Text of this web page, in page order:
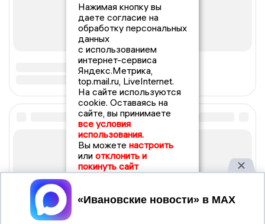
Нажимая кнопку вы
даете согласие на
обработку персональных
данных
с использованием
интернет-сервиса
Яндекс.Метрика,
top.mail.ru, LiveInternet.
На сайте используются
cookie. Оставаясь на
сайте, вы принимаете
все условия
использования.
Вы можете настроить
или отклонить и
покинуть сайт
Принять